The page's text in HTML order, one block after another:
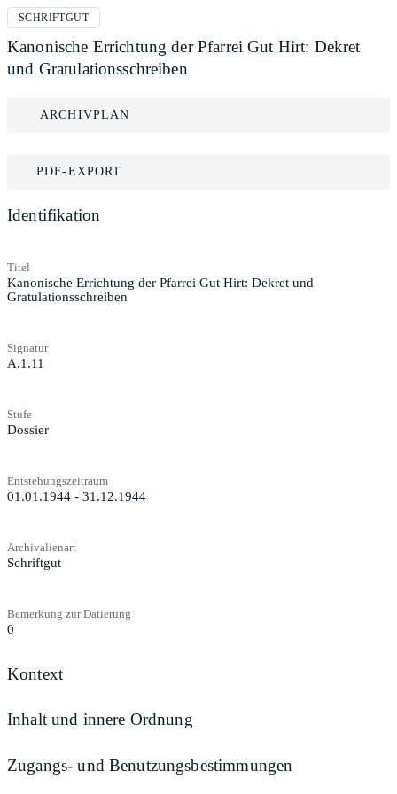
SCHRIFTGUT
Kanonische Errichtung der Pfarrei Gut Hirt: Dekret
und Gratulationsschreiben
ARCHIVPLAN
PDF-EXPORT
Identifikation
Titel
Kanonische Errichtung der Pfarrei Gut Hirt: Dekret und
Gratulationsschreiben
Signatur
A.1.11
Stufe
Dossier
Entstehungszeitraum
01.01.1944 - 31.12.1944
Archivalienart
Schriftgut
Bemerkung zur Datierung
0
Kontext
Inhalt und innere Ordnung
Zugangs- und Benutzungsbestimmungen